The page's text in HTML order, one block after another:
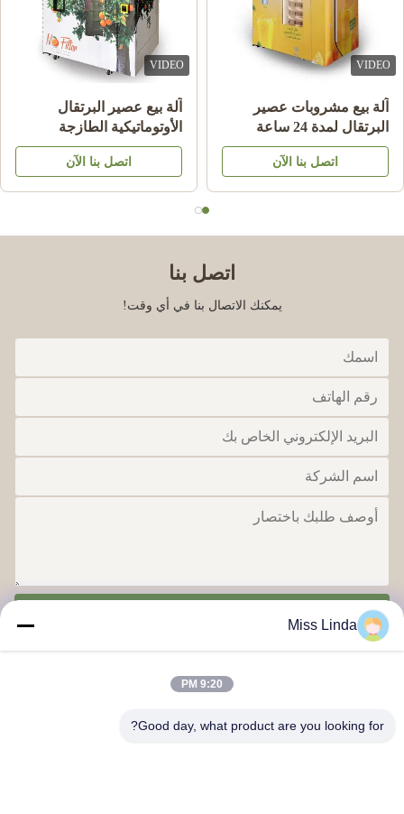
VIDEO
آلة بيع مشروبات عصير
البرتقال لمدة 24 ساعة
اتصل بنا الآن
VIDEO
آلة بيع عصير البرتقال
الأوتوماتيكية الطازجة
التجارية
اتصل بنا الآن
اتصل بنا
يمكنك الاتصال بنا في أي وقت!
Miss Linda
9:20 PM
Good day, what product are you looking for?